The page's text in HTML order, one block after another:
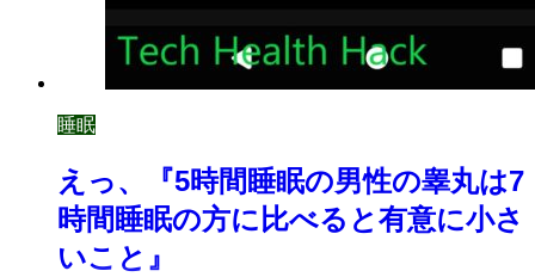
睡眠
えっ、『5時間睡眠の男性の睾丸は7
時間睡眠の方に比べると有意に小さ
いこと』